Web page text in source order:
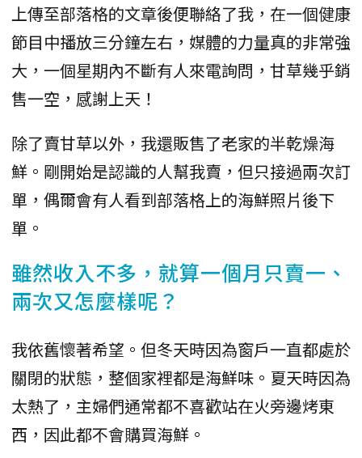
上傳至部落格的文章後便聯絡了我，在一個健康
節目中播放三分鐘左右，媒體的力量真的非常強
大，一個星期內不斷有人來電詢問，甘草幾乎銷
售一空，感謝上天！
除了賣甘草以外，我還販售了老家的半乾燥海
鮮。剛開始是認識的人幫我賣，但只接過兩次訂
單，偶爾會有人看到部落格上的海鮮照片後下
單。
雖然收入不多，就算一個月只賣一、
兩次又怎麼樣呢？
我依舊懷著希望。但冬天時因為窗戶一直都處於
關閉的狀態，整個家裡都是海鮮味。夏天時因為
太熱了，主婦們通常都不喜歡站在火旁邊烤東
西，因此都不會購買海鮮。